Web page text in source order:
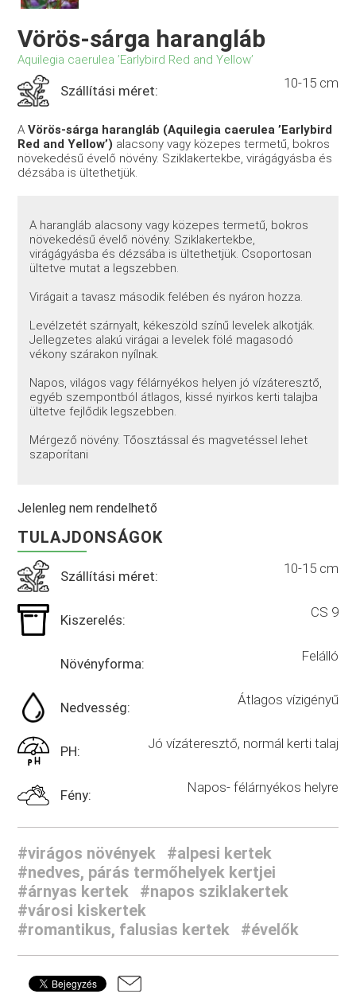
Vörös-sárga harangláb
Aquilegia caerulea ’Earlybird Red and Yellow’
Szállítási méret: 10-15 cm
AVörös-sárga harangláb (Aquilegia caerulea ’Earlybird
Red and Yellow’) alacsony vagy közepes termetű, bokros
növekedésű évelő növény. Sziklakertekbe, virágágyásba és
dézsába is ültethetjük.
A harangláb alacsony vagy közepes termetű, bokros
növekedésű évelő növény. Sziklakertekbe,
virágágyásba és dézsába is ültethetjük. Csoportosan
ültetve mutat a legszebben.
Virágait a tavasz második felében és nyáron hozza.
Levélzetét szárnyalt, kékeszöld színű levelek alkotják.
Jellegzetes alakú virágai a levelek fölé magasodó
vékony szárakon nyílnak.
Napos, világos vagy félárnyékos helyen jó vízáteresztő,
egyéb szempontból átlagos, kissé nyirkos kerti talajba
ültetve fejlődik legszebben.
Mérgező növény. Tőosztással és magvetéssel lehet
szaporítani
Jelenleg nem rendelhető
TULAJDONSÁGOK
Szállítási méret: 10-15 cm
Kiszerelés: CS 9
Növényforma: Felálló
Nedvesség: Átlagos vízigényű
PH: Jó vízáteresztő, normál kerti talaj
Fény: Napos- félárnyékos helyre
#virágos növények
#alpesi kertek
#nedves, párás termőhelyek kertjei
#árnyas kertek
#napos sziklakertek
#városi kiskertek
#romantikus, falusias kertek
#évelők